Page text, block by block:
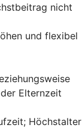
nicht
und flexibel
Elternzeit
Höchstalter